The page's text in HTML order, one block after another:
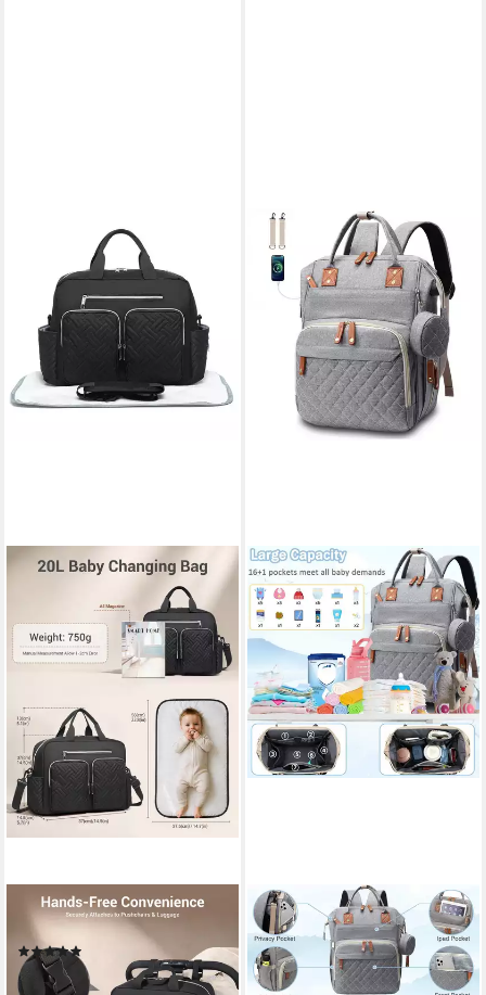
KONO
Wickeltasche für Babys
ab 28,89 € 59,99 €
IBETTERTEC
Wickelrucksack Wickeltasche
Rucksack Großer Baby
Wickelrucksack mit